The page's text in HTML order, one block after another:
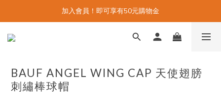
加入會員！即可享有50元購物金
BAUF ANGEL WING CAP 天使翅膀
刺繡棒球帽